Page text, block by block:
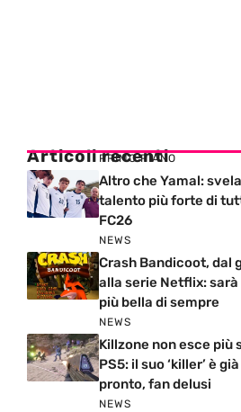
Articoli recenti
PRIMO PIANO
Altro che Yamal:
talento più forte di
FC26
NEWS
Crash Bandicoot, dal
alla serie Netflix: sarà
più bella di sempre
NEWS
Killzone non esce più
PS5: il suo ‘killer’ è già
pronto, fan delusi
NEWS